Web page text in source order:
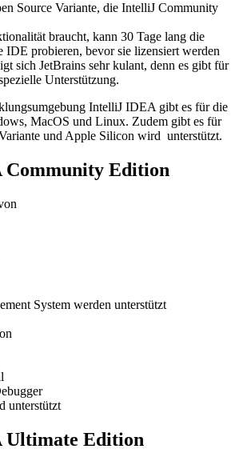
Source Variante, die IntelliJ Community
braucht, kann 30 Tage lang die
IDE probieren, bevor sie lizensiert werden
sich JetBrains sehr kulant, denn es gibt für
Unterstützung.
IntelliJ IDEA gibt es für die
MacOS und Linux. Zudem gibt es für
und Apple Silicon wird unterstützt.
Edition
System werden unterstützt
unterstützt
Edition